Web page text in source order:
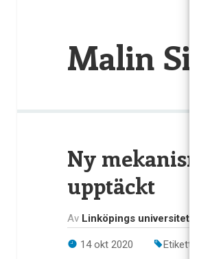
Malin
Ny
upptäckt
Av Linköpings universitet
14 okt 2020 Etiketter: